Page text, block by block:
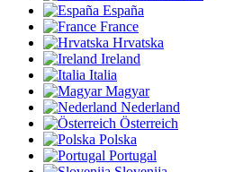
España
France
Hrvatska
Ireland
Italia
Magyar
Nederland
Österreich
Polska
Portugal